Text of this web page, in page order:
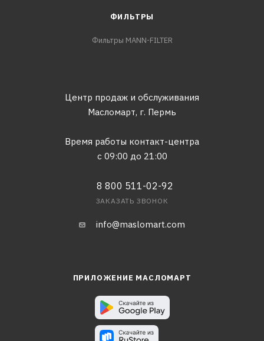
ФИЛЬТРЫ
Фильтры MANN-FILTER
Центр продаж и обслуживания
Масломарт, г. Пермь
Время работы контакт-центра
с 09:00 до 21:00
8 800 511-02-92
ЗАКАЗАТЬ ЗВОНОК
info@maslomart.com
ПРИЛОЖЕНИЕ МАСЛОМАРТ